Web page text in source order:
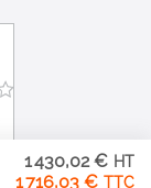
1 716,03 €
1 430,02 €